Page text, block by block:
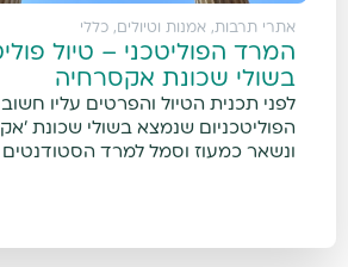
אתרי תרבות, אמנות וטיולים , כללי
המרד הפוליטכני – טיול
בשולי שכונת אקסרחיה
לפני תכנית הטיול והפרטים עליו חשוב
הפוליטכניום שנמצא בשולי שכונת
ונשאר כמעוז וסמל למרד הסטודנטים